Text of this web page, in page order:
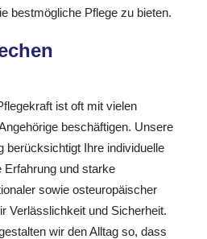
bestmögliche Pflege zu bieten.
ist oft mit vielen
beschäftigen. Unsere
berücksichtigt Ihre individuelle
Erfahrung und starke
sowie osteuropäischer
Verlässlichkeit und Sicherheit.
wir den Alltag so, dass